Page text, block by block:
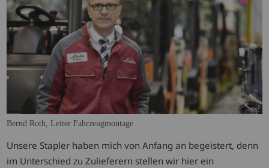
Bernd Roth, Leiter Fahrzeugmontage
Unsere Stapler haben mich von Anfang an begeistert, denn
im Unterschied zu Zulieferern stellen wir hier ein